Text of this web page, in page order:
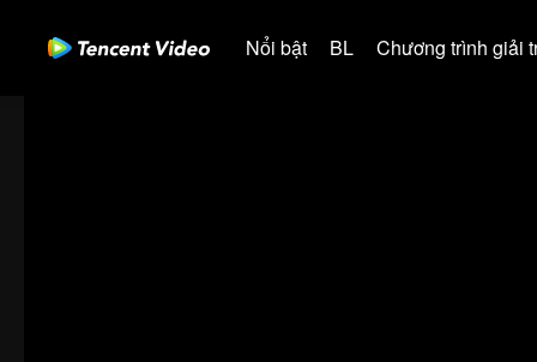
Nổi bật BL Chương trình giải